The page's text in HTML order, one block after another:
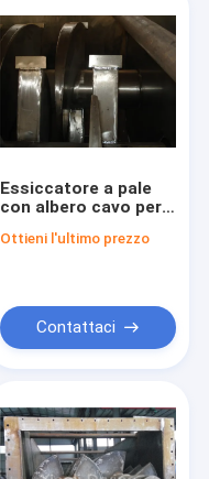
Essiccatore a pale
con albero cavo per
risparmio energetico
Ottieni l'ultimo prezzo
Contattaci